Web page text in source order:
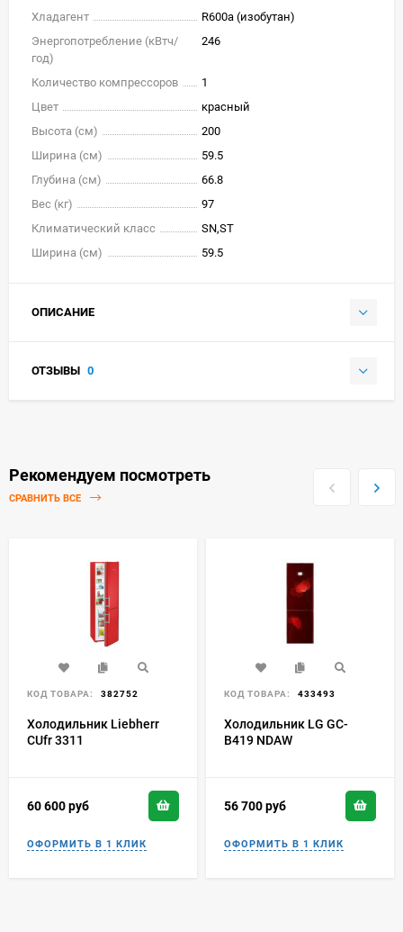
Хладагент
R600a (изобутан)
Энергопотребление (кВтч/
год)
246
Количество компрессоров
1
Цвет
красный
Высота (см)
200
Ширина (см)
59.5
Глубина (см)
66.8
Вес (кг)
97
Климатический класс
SN,ST
Ширина (см)
59.5
ОПИСАНИЕ
ОТЗЫВЫ 0
Рекомендуем посмотреть
СРАВНИТЬ ВСЕ
КОД ТОВАРА: 382752
Холодильник Liebherr
CUfr 3311
60 600руб
КОД ТОВАРА: 433493
Холодильник LG GC-
B419 NDAW
56 700руб